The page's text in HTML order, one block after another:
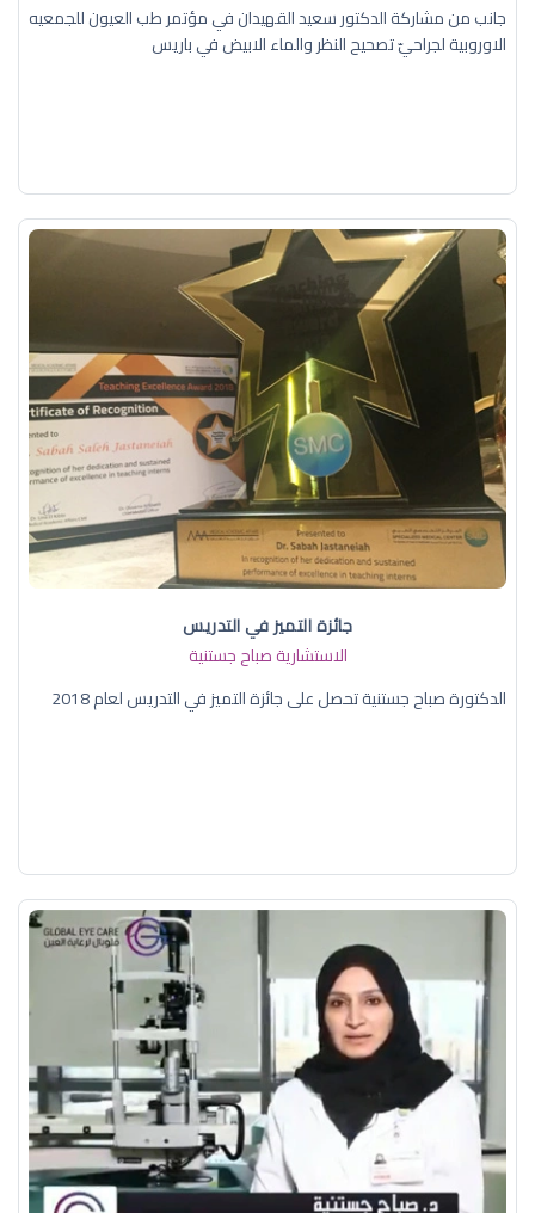
جانب من مشاركة الدكتور سعيد القهيدان في مؤتمر طب العيون للجمعيه
الاوروبية لجراحيّ تصحيح النظر والماء الابيض في باريس
جائزة التميز في التدريس
الاستشارية صباح جستنية
الدكتورة صباح جستنية تحصل على جائزة التميز في التدريس لعام 2018